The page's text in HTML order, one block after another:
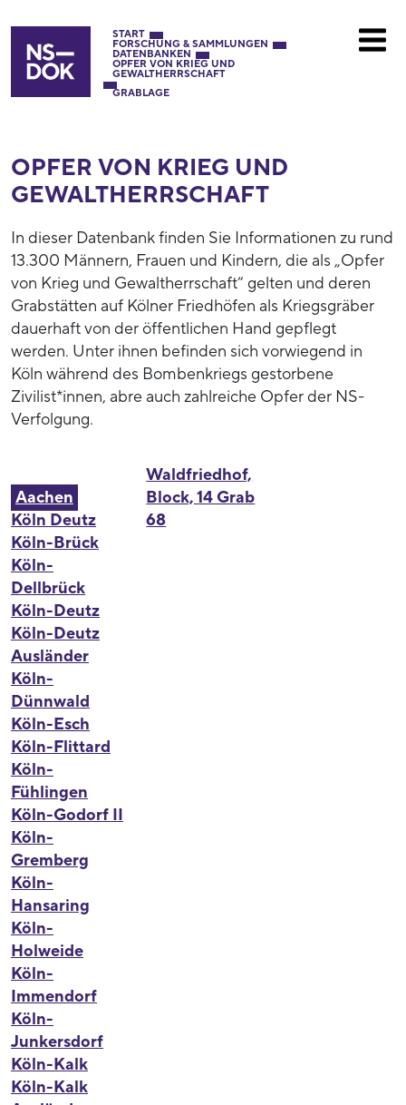
START
FORSCHUNG & SAMMLUNGEN
DATENBANKEN
OPFER VON KRIEG UND
GEWALTHERRSCHAFT
GRABLAGE
OPFER VON KRIEG UND
GEWALTHERRSCHAFT
In dieser Datenbank finden Sie Informationen zu rund
13.300 Männern, Frauen und Kindern, die als „Opfer
von Krieg und Gewaltherrschaft“ gelten und deren
Grabstätten auf Kölner Friedhöfen als Kriegsgräber
dauerhaft von der öffentlichen Hand gepflegt
werden. Unter ihnen befinden sich vorwiegend in
Köln während des Bombenkriegs gestorbene
Zivilist*innen, abre auch zahlreiche Opfer der NS-
Verfolgung.
Aachen
Köln Deutz
Köln-Brück
Köln-
Dellbrück
Köln-Deutz
Köln-Deutz
Ausländer
Köln-
Dünnwald
Köln-Esch
Köln-Flittard
Köln-
Fühlingen
Köln-Godorf II
Köln-
Gremberg
Köln-
Hansaring
Köln-
Holweide
Köln-
Immendorf
Köln-
Junkersdorf
Köln-Kalk
Köln-Kalk
Waldfriedhof,
Block, 14 Grab
68